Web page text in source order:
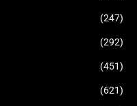
(247)
(292)
(451)
(621)